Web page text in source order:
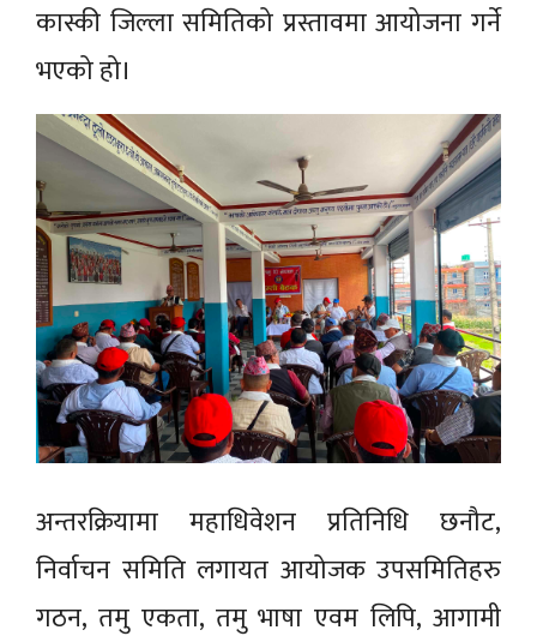
कास्की जिल्ला समितिको प्रस्तावमा आयोजना गर्ने
भएको हो।
अन्तरक्रियामा महाधिवेशन प्रतिनिधि छनौट,
निर्वाचन समिति लगायत आयोजक उपसमितिहरु
गठन, तमु एकता, तमु भाषा एवम लिपि, आगामी